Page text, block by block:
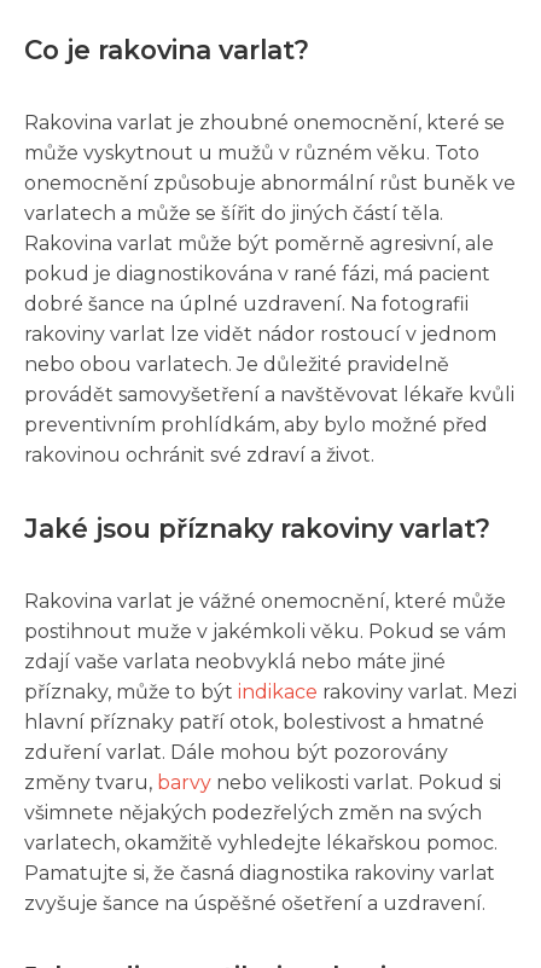
Co je rakovina varlat?
Rakovina varlat je zhoubné onemocnění, které se
může vyskytnout u mužů v různém věku. Toto
onemocnění způsobuje abnormální růst buněk ve
varlatech a může se šířit do jiných částí těla.
Rakovina varlat může být poměrně agresivní, ale
pokud je diagnostikována v rané fázi, má pacient
dobré šance na úplné uzdravení. Na fotografii
rakoviny varlat lze vidět nádor rostoucí v jednom
nebo obou varlatech. Je důležité pravidelně
provádět samovyšetření a navštěvovat lékaře kvůli
preventivním prohlídkám, aby bylo možné před
rakovinou ochránit své zdraví a život.
Jaké jsou příznaky rakoviny varlat?
Rakovina varlat je vážné onemocnění, které může
postihnout muže v jakémkoli věku. Pokud se vám
zdají vaše varlata neobvyklá nebo máte jiné
příznaky, může to být indikace rakoviny varlat. Mezi
hlavní příznaky patří otok, bolestivost a hmatné
zduření varlat. Dále mohou být pozorovány
změny tvaru, barvy nebo velikosti varlat. Pokud si
všimnete nějakých podezřelých změn na svých
varlatech, okamžitě vyhledejte lékařskou pomoc.
Pamatujte si, že časná diagnostika rakoviny varlat
zvyšuje šance na úspěšné ošetření a uzdravení.